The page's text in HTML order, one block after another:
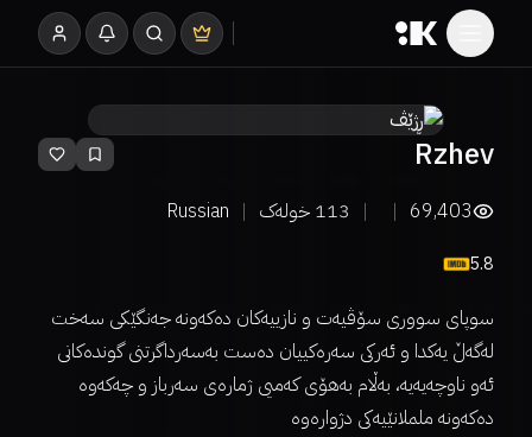
Rzhev
69,403
113 خولەک Russian
5.8
سوپای سووری سۆڤیەت و نازییەکان دەکەونە جەنگێکی سەخت
لەگەڵ یەکدا و ئەرکی سەرەکییان دەست بەسەرداگرتنی گوندەکانی
ئەو ناوچەیەیە، بەڵام بەھۆی کەمیی ژمارەی سەرباز و چەکەوە
دەکەونە ململانێیەکی دژوارەوە